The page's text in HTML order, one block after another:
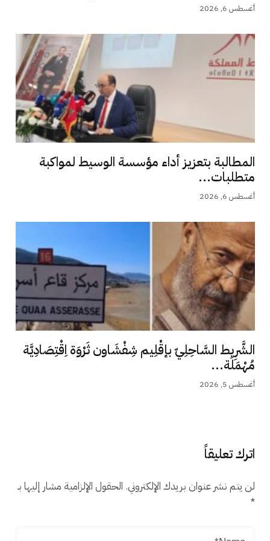
أغسطس 6, 2026
المطالبة بتعزيز أداء مؤسسة الوسيط لمواكبة
متطلبات...
أغسطس 6, 2026
الشَّرِيط السَّاحِلِيّ بإقْلِيم شِفْشَاون ثَرْوَة اِقْتِصَادِيَّة
مُهْمَلَة...
أغسطس 5, 2026
اترك تعليقاً
لن يتم نشر عنوان بريدك الإلكتروني. الحقول الإلزامية مشار إليها بـ
*